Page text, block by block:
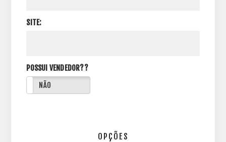
SITE:
POSSUI VENDEDOR??
NÃO
OPÇÕES